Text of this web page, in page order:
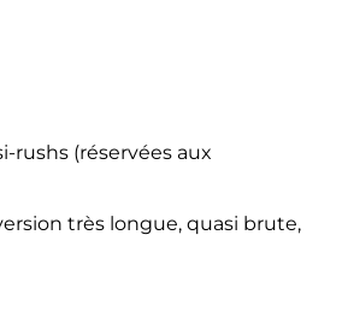
rushs (réservées aux
très longue, quasi brute,